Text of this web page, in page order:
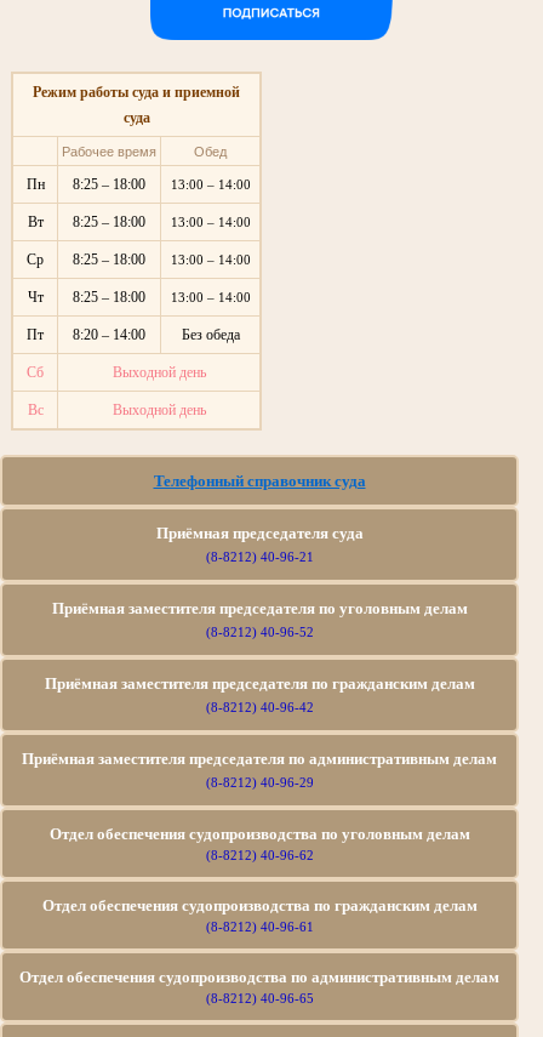
Режим работы суда и приемной
суда
Рабочее время Обед
Пн 8:25 – 18:00 13:00 – 14:00
Вт 8:25 – 18:00 13:00 – 14:00
Ср 8:25 – 18:00 13:00 – 14:00
Чт 8:25 – 18:00 13:00 – 14:00
Пт 8:20 – 14:00 Без обеда
Сб Выходной день
Вс Выходной день
Телефонный справочник суда
Приёмная председателя суда
(8-8212) 40-96-21
Приёмная заместителя председателя по уголовным делам
(8-8212) 40-96-52
Приёмная заместителя председателя по гражданским делам
(8-8212) 40-96-42
Приёмная заместителя председателя по административным делам
(8-8212) 40-96-29
Отдел обеспечения судопроизводства по уголовным делам
(8-8212) 40-96-62
Отдел обеспечения судопроизводства по гражданским делам
(8-8212) 40-96-61
Отдел обеспечения судопроизводства по административным делам
(8-8212) 40-96-65